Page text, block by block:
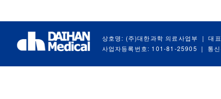
상호명: (주)대한과학 의료사업부 |
대
사업자등록번호: 101-81-25905
| 통